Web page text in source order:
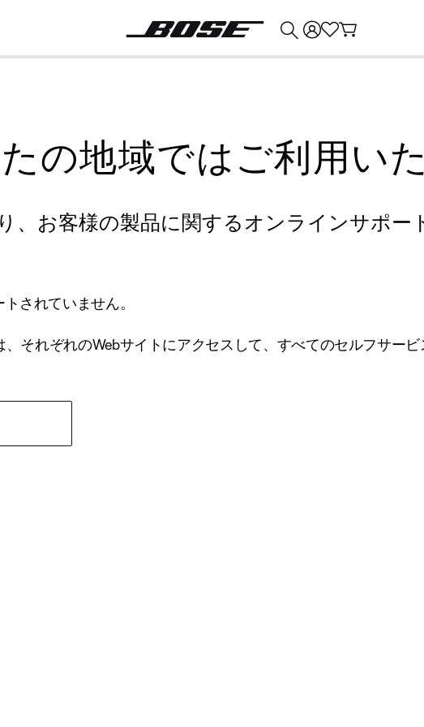
の地域ではご利用い
、お客様の製品に関するオンラインサポー
されていません。
それぞれのWebサイトにアクセスして、すべてのセルフサー